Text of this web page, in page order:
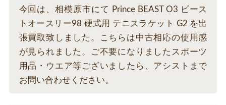
今回は、相模原市にて Prince BEAST O3 ビース
トオースリー98 硬式用 テニスラケット G2 を出
張買取致しました。こちらは中古相応の使用感
が見られました。ご不要になりましたスポーツ
用品・ウエア等ございましたら、アシストまで
お問い合わせください。